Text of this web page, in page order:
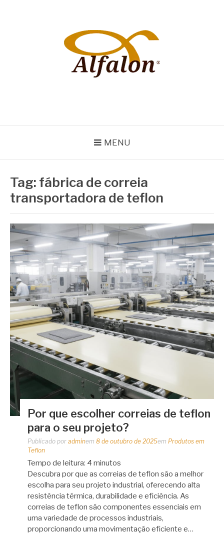
MENU
Tag: fábrica de correia
transportadora de teflon
Por que escolher correias de teflon
para o seu projeto?
Publicado por adminem 8 de outubro de 2025em Produtos em
Teflon
Tempo de leitura: 4 minutos
Descubra por que as correias de teflon são a melhor
escolha para seu projeto industrial, oferecendo alta
resistência térmica, durabilidade e eficiência. As
correias de teflon são componentes essenciais em
uma variedade de processos industriais,
proporcionando uma movimentação eficiente e…